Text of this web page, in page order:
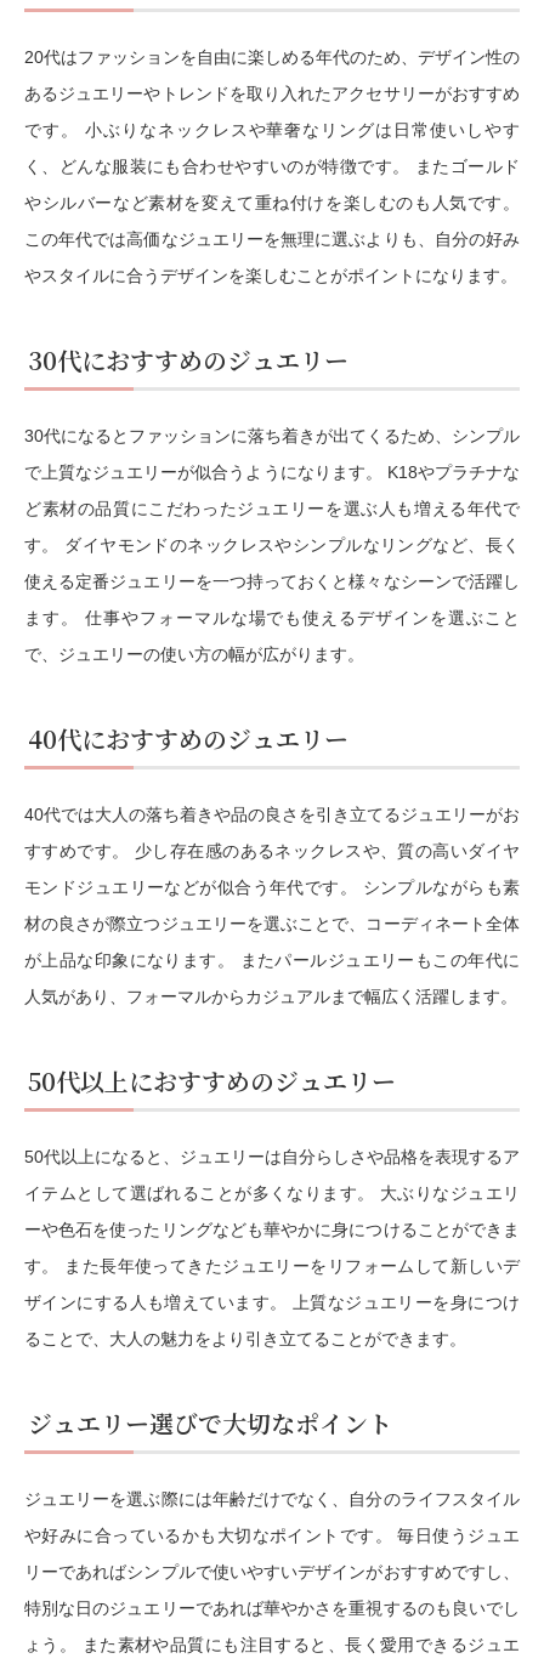
20代はファッションを自由に楽しめる年代のため、デザイン性の
あるジュエリーやトレンドを取り入れたアクセサリーがおすすめ
です。 小ぶりなネックレスや華奢なリングは日常使いしやす
く、どんな服装にも合わせやすいのが特徴です。 またゴールド
やシルバーなど素材を変えて重ね付けを楽しむのも人気です。
この年代では高価なジュエリーを無理に選ぶよりも、自分の好み
やスタイルに合うデザインを楽しむことがポイントになります。
30代におすすめのジュエリー
30代になるとファッションに落ち着きが出てくるため、シンプル
で上質なジュエリーが似合うようになります。 K18やプラチナな
ど素材の品質にこだわったジュエリーを選ぶ人も増える年代で
す。 ダイヤモンドのネックレスやシンプルなリングなど、長く
使える定番ジュエリーを一つ持っておくと様々なシーンで活躍し
ます。 仕事やフォーマルな場でも使えるデザインを選ぶこと
で、ジュエリーの使い方の幅が広がります。
40代におすすめのジュエリー
40代では大人の落ち着きや品の良さを引き立てるジュエリーがお
すすめです。 少し存在感のあるネックレスや、質の高いダイヤ
モンドジュエリーなどが似合う年代です。 シンプルながらも素
材の良さが際立つジュエリーを選ぶことで、コーディネート全体
が上品な印象になります。 またパールジュエリーもこの年代に
人気があり、フォーマルからカジュアルまで幅広く活躍します。
50代以上におすすめのジュエリー
50代以上になると、ジュエリーは自分らしさや品格を表現するア
イテムとして選ばれることが多くなります。 大ぶりなジュエリ
ーや色石を使ったリングなども華やかに身につけることができま
す。 また長年使ってきたジュエリーをリフォームして新しいデ
ザインにする人も増えています。 上質なジュエリーを身につけ
ることで、大人の魅力をより引き立てることができます。
ジュエリー選びで大切なポイント
ジュエリーを選ぶ際には年齢だけでなく、自分のライフスタイル
や好みに合っているかも大切なポイントです。 毎日使うジュエ
リーであればシンプルで使いやすいデザインがおすすめですし、
特別な日のジュエリーであれば華やかさを重視するのも良いでし
ょう。 また素材や品質にも注目すると、長く愛用できるジュエ